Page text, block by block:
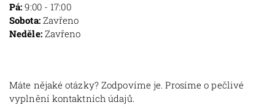
Pá: 9:00 - 17:00
Sobota: Zavřeno
Neděle: Zavřeno
Máte nějaké otázky? Zodpovíme je. Prosíme o pečlivé
vyplnění kontaktních údajů.